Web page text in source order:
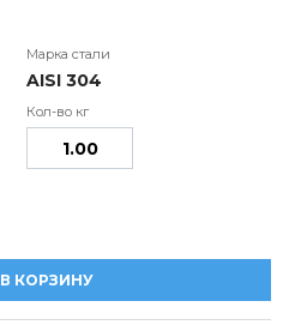
AISI 304
В КОРЗИНУ